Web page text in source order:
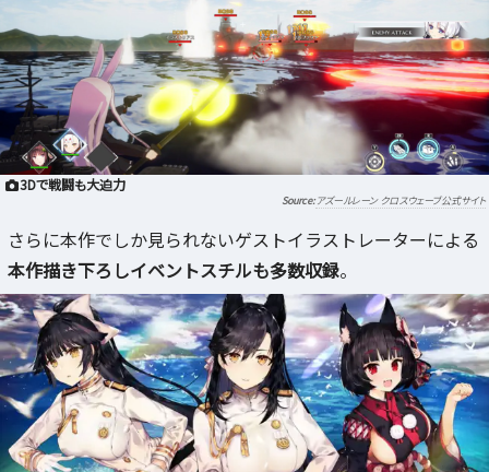
3Dで戦闘も大迫力
アズールレーン クロスウェーブ公式サイト
さらに本作でしか見られないゲストイラストレーターによる
本作描き下ろしイベントスチルも多数収録。